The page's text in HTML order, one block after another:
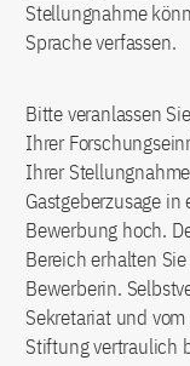
Stellungnahme
Sprache verfassen.
Bitte veranlassen
Ihrer
Ihrer
Gastgeberzusage
Bewerbung hoch.
Bereich erhalten
Bewerberin.
Sekretariat und
Stiftung vertraulich